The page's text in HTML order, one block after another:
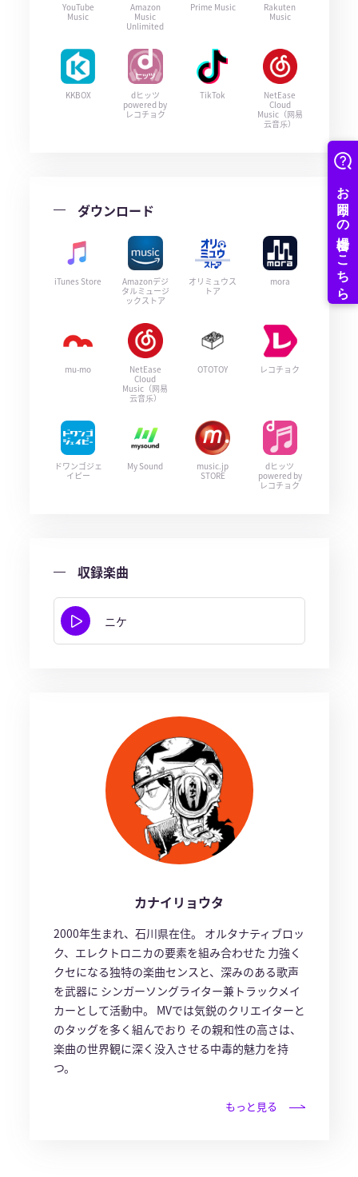
YouTube
Music
Amazon
Music
Unlimited
Prime Music
Rakuten
Music
KKBOX
dヒッツ
powered by
レコチョク
TikTok
NetEase
Cloud
Music（网易
云音乐）
ダウンロード
iTunes Store
Amazonデジ
タルミュージ
ックストア
オリミュウス
トア
mora
mu-mo
NetEase
Cloud
Music（网易
云音乐）
OTOTOY レコチョク
ドワンゴジェ
イピー
My Sound
music.jp
STORE
dヒッツ
powered by
レコチョク
収録楽曲
ニケ
カナイリョウタ
2000年生まれ、石川県在住。 オルタナティブロッ
ク、エレクトロニカの要素を組み合わせた 力強く
クセになる独特の楽曲センスと、深みのある歌声
を武器に シンガーソングライター兼トラックメイ
カーとして活動中。 MVでは気鋭のクリエイターと
のタッグを多く組んでおり その親和性の高さは、
楽曲の世界観に深く没入させる中毒的魅力を持
つ。
もっと見る